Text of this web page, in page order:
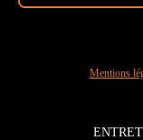
Mentions